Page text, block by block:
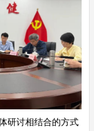
研讨相结合的方式